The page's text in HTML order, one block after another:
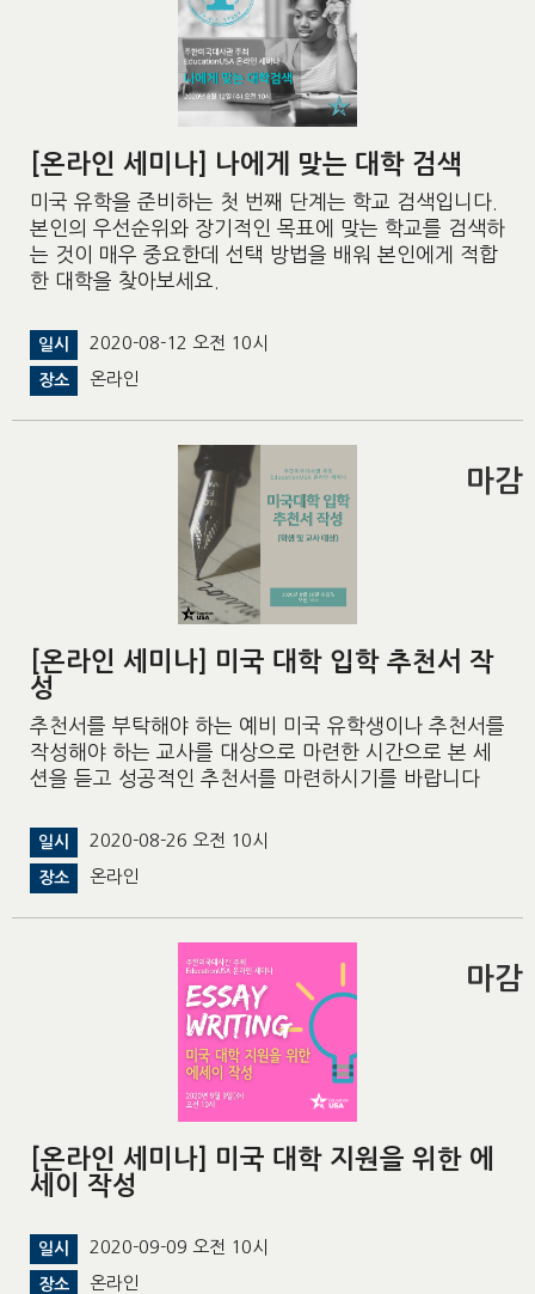
[온라인 세미나] 나에게 맞는 대학 검색
미국 유학을 준비하는 첫 번째 단계는 학교 검색입니다.
본인의 우선순위와 장기적인 목표에 맞는 학교를 검색하
는 것이 매우 중요한데 선택 방법을 배워 본인에게 적합
한 대학을 찾아보세요.
일시 2020-08-12 오전 10시
장소 온라인
[온라인 세미나] 미국 대학 입학 추천서 작
성
추천서를 부탁해야 하는 예비 미국 유학생이나 추천서를
작성해야 하는 교사를 대상으로 마련한 시간으로 본 세
션을 듣고 성공적인 추천서를 마련하시기를 바랍니다
일시 2020-08-26 오전 10시
장소 온라인
마감
[온라인 세미나] 미국 대학 지원을 위한 에
세이 작성
일시 2020-09-09 오전 10시
장소 온라인
마감